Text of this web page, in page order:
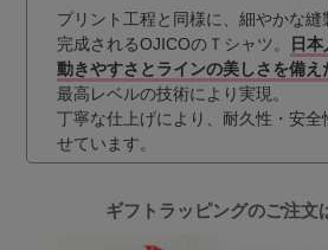
プリント工程と同様に、細やかな
完成されるOJICOのＴシャツ。
日
動きやすさとラインの美しさを備え
最高レベルの技術により実現。
丁寧な仕上げにより、耐久性・安全
せています。
ギフトラッピングのご注文